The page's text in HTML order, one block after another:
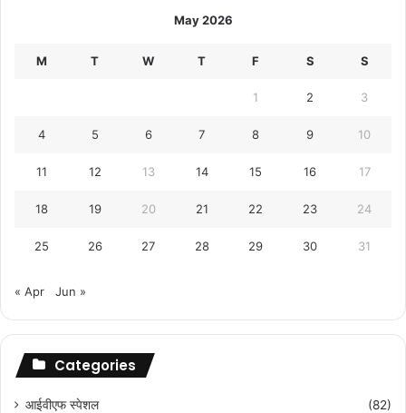
May 2026
M T W T F S S
1 2 3
4 5 6 7 8 9 10
11 12 13 14 15 16 17
18 19 20 21 22 23 24
25 26 27 28 29 30 31
« Apr Jun »
Categories
आईवीएफ स्पेशल (82)